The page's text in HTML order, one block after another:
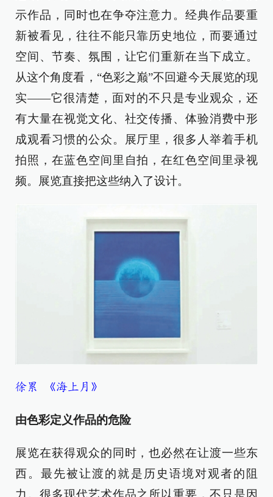
示作品，同时也在争夺注意力。经典作品要重
新被看见，往往不能只靠历史地位，而要通过
空间、节奏、氛围，让它们重新在当下成立。
从这个角度看，“色彩之巅”不回避今天展览的现
实——它很清楚，面对的不只是专业观众，还
有大量在视觉文化、社交传播、体验消费中形
成观看习惯的公众。展厅里，很多人举着手机
拍照，在蓝色空间里自拍，在红色空间里录视
频。展览直接把这些纳入了设计。
徐累 《海上月》
由色彩定义作品的危险
展览在获得观众的同时，也必然在让渡一些东
西。最先被让渡的就是历史语境对观者的阻